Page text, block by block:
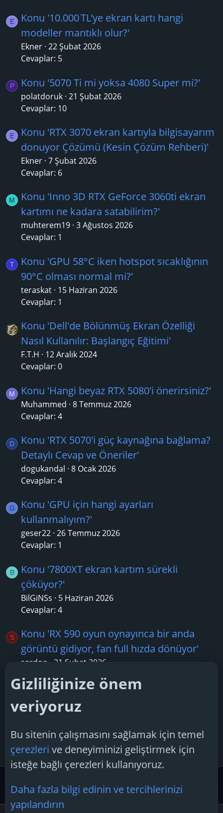
E
Konu '10.000 TL’ye ekran kartı hangi
modeller mantıklı olur?'
Ekner 22 Şubat 2026
Cevaplar: 5
P Konu '5070 Ti mi yoksa 4080 Super mi?'
polatdoruk 21 Şubat 2026
Cevaplar: 10
E
Konu 'RTX 3070 ekran kartıyla bilgisayarım
donuyor Çözümü (Kesin Çözüm Rehberi)'
Ekner 7 Şubat 2026
Cevaplar: 6
M
Konu 'Inno 3D RTX GeForce 3060ti ekran
kartımı ne kadara satabilirim?'
muhterem19 3 Ağustos 2026
Cevaplar: 1
T
Konu 'GPU 58°C iken hotspot sıcaklığının
90°C olması normal mi?'
teraskat 15 Haziran 2026
Cevaplar: 1
Konu 'Dell'de Bölünmüş Ekran Özelliği
Nasıl Kullanılır: Başlangıç Eğitimi'
F.T.H
12 Aralık 2024
Cevaplar: 0
M Konu 'Hangi beyaz RTX 5080'i önerirsiniz?'
Muhammed 8 Temmuz 2026
Cevaplar: 4
D
Konu 'RTX 5070'i güç kaynağına bağlama?
Detaylı Cevap ve Öneriler'
dogukandal 8 Ocak 2026
Cevaplar: 4
G
Konu 'GPU için hangi ayarları
kullanmalıyım?'
geser22 26 Temmuz 2026
Cevaplar: 1
B
Konu '7800XT ekran kartım sürekli
çöküyor?'
BilGiNSs
5 Haziran 2026
Cevaplar: 4
S
Konu 'RX 590 oyun oynayınca bir anda
görüntü gidiyor, fan full hızda dönüyor'
serdoo 21 Şubat 2026
Konu 'Nvidia Sürücü Güncellemesi 576.80,
RTX 5070'deki Siyah Ekran Sorununu
Düzeltiyor'
gezgin
19 Haziran 2025
Cevaplar: 1
Donanım Desteği Ekran Kartı Desteği
Gizliliğinize önem
veriyoruz
Bu sitenin çalışmasını sağlamak için temel
çerezleri ve deneyiminizi geliştirmek için
isteğe bağlı çerezleri kullanıyoruz.
Daha fazla bilgi edinin ve tercihlerinizi
yapılandırın